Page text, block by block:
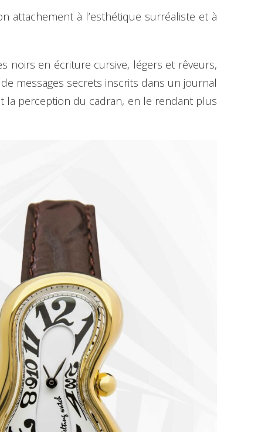
attachement à l’esthétique surréaliste et à
noirs en écriture cursive, légers et rêveurs,
messages secrets inscrits dans un journal
la perception du cadran, en le rendant plus